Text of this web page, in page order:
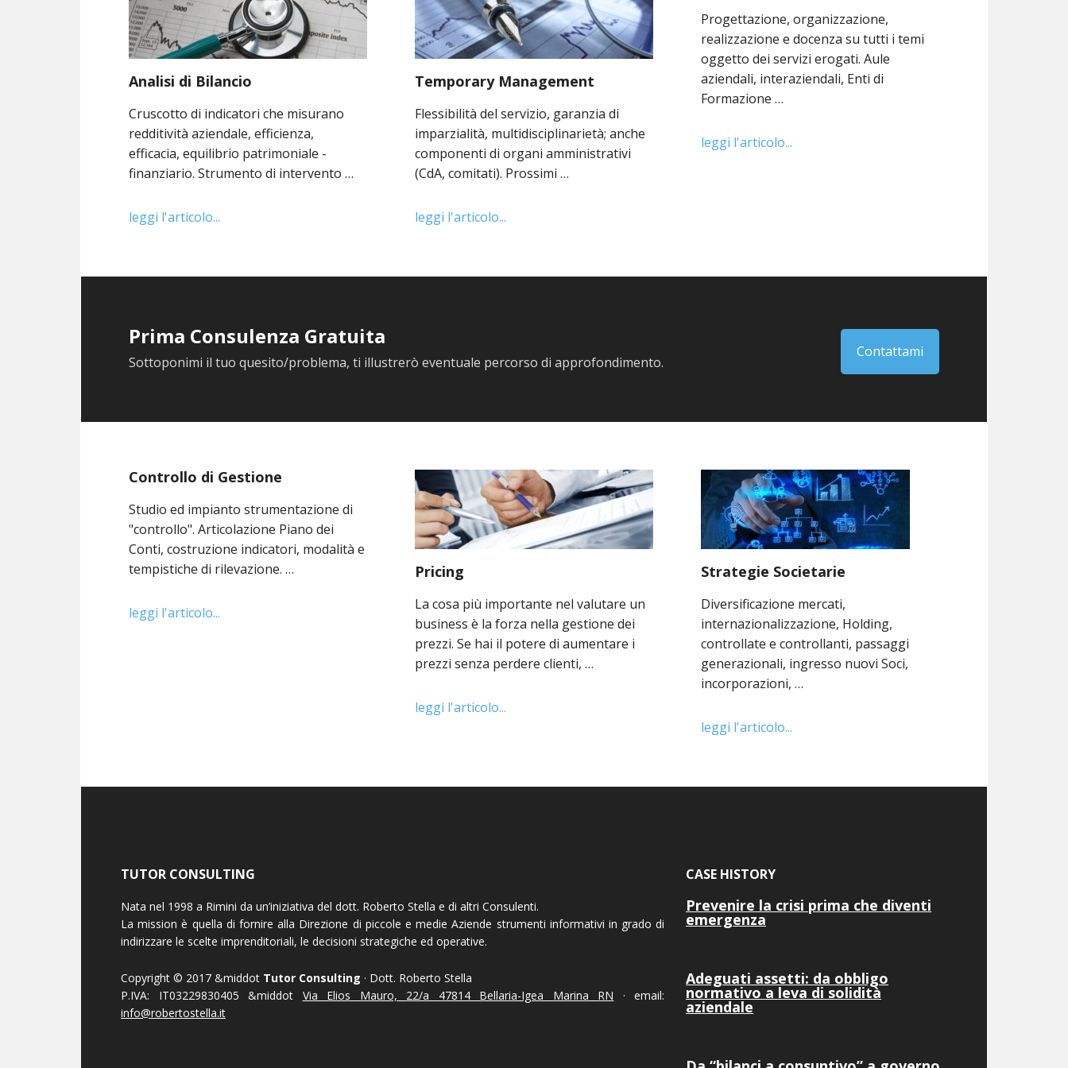
Analisi di Bilancio
Cruscotto di indicatori che misurano
redditività aziendale, efficienza,
efficacia, equilibrio patrimoniale -
finanziario. Strumento di intervento …
leggi l'articolo...
Temporary Management
Flessibilità del servizio, garanzia di
imparzialità, multidisciplinarietà; anche
componenti di organi amministrativi
(CdA, comitati). Prossimi …
leggi l'articolo...
Progettazione, organizzazione,
realizzazione e docenza su tutti i temi
oggetto dei servizi erogati. Aule
aziendali, interaziendali, Enti di
Formazione …
leggi l'articolo...
Prima Consulenza Gratuita
Sottoponimi il tuo quesito/problema, ti illustrerò eventuale percorso di approfondimento.
Contattami
Controllo di Gestione
Studio ed impianto strumentazione di
"controllo". Articolazione Piano dei
Conti, costruzione indicatori, modalità e
tempistiche di rilevazione. …
leggi l'articolo...
Pricing
La cosa più importante nel valutare un
business è la forza nella gestione dei
prezzi. Se hai il potere di aumentare i
prezzi senza perdere clienti, …
leggi l'articolo...
Strategie Societarie
Diversificazione mercati,
internazionalizzazione, Holding,
controllate e controllanti, passaggi
generazionali, ingresso nuovi Soci,
incorporazioni, …
leggi l'articolo...
TUTOR CONSULTING
Nata nel 1998 a Rimini da un’iniziativa del dott. Roberto Stella e di altri Consulenti.
La mission è quella di fornire alla Direzione di piccole e medie Aziende strumenti informativi in grado di
indirizzare le scelte imprenditoriali, le decisioni strategiche ed operative.
Copyright © 2017 &middot Tutor Consulting · Dott. Roberto Stella
P.IVA: IT03229830405 &middot Via Elios Mauro, 22/a 47814 Bellaria-Igea Marina RN · email:
info@robertostella.it
CASE HISTORY
Prevenire la crisi prima che diventi
emergenza
Adeguati assetti: da obbligo
normativo a leva di solidità
aziendale